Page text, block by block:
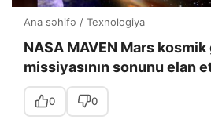
Ana səhifə / Texnologiya
NASA MAVEN Mars
missiyasının sonunu elan
0 0